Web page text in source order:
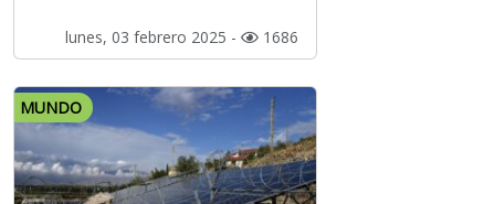
lunes, 03 febrero 2025 - 1686
MUNDO